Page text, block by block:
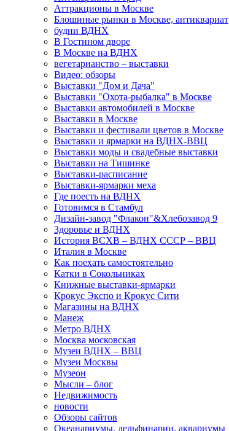
Аттракционы в Москве
Блошиные рынки в Москве, антиквариат
будни ВДНХ
В Гостином дворе
В Москве на ВДНХ
вегетарианство – выставки
Видео: обзоры
Выставки "Дом и Дача"
Выставки "Охота-рыбалка" в Москве
Выставки автомобилей в Москве
Выставки в Москве
Выставки и фестивали цветов в Москве
Выставки и ярмарки на ВДНХ-ВВЦ
Выставки моды и свадебные выставки
Выставки на Тишинке
Выставки-расписание
Выставки-ярмарки меха
Где поесть на ВДНХ
Готовимся в Стамбул
Дизайн-завод "Флакон"&Хлебозавод 9
Здоровье и ВДНХ
История ВСХВ – ВДНХ СССР – ВВЦ
Италия в Москве
Как поехать самостоятельно
Катки в Сокольниках
Книжные выставки-ярмарки
Крокус Экспо и Крокус Сити
Магазины на ВДНХ
Манеж
Метро ВДНХ
Москва московская
Музеи ВДНХ – ВВЦ
Музеи Москвы
Музеон
Мысли – блог
Недвижимость
новости
Обзоры сайтов
Океанариумы, дельфинарии, аквариумы